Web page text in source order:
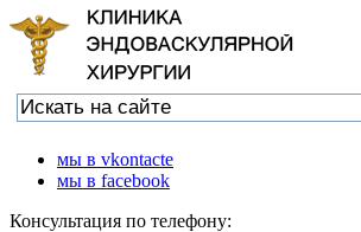
мы в vkontacte
мы в facebook
Консультация по телефону: